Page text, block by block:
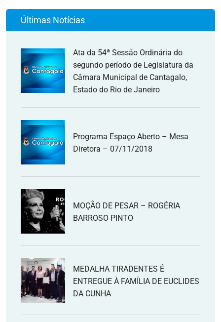
Últimas Notícias
Ata da 54ª Sessão Ordinária do
segundo período de Legislatura da
Câmara Municipal de Cantagalo,
Estado do Rio de Janeiro
Programa Espaço Aberto – Mesa
Diretora – 07/11/2018
MOÇÃO DE PESAR – ROGÉRIA
BARROSO PINTO
MEDALHA TIRADENTES É
ENTREGUE À FAMÍLIA DE EUCLIDES
DA CUNHA